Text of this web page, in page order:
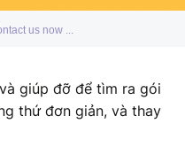
us now ...
giúp đỡ để tìm ra gói
thứ đơn giản, và thay